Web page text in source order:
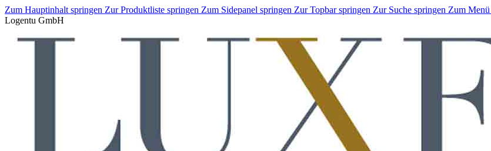
Zum Hauptinhalt springen Zur Produktliste springen Zum Sidepanel springen Zur Topbar springen Zur Suche springen Zum
Logentu GmbH